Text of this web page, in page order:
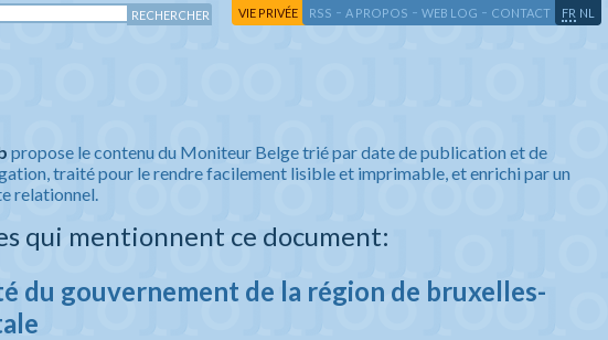
VIE PRIVÉE RSS - A PROPOS - WEB LOG - CONTACT FR NL
propose le contenu du Moniteur Belge trié par date de publication et de
traité pour le rendre facilement lisible et imprimable, et enrichi par un
relationnel.
qui mentionnent ce document:
du gouvernement de la région de bruxelles-